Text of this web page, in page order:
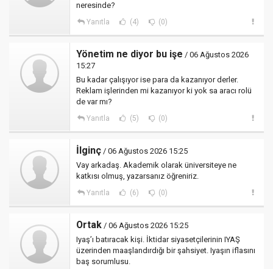
neresinde?
Yanıtla (4) (0)
Yönetim ne diyor bu işe / 06 Ağustos 2026
15:27
Bu kadar çalışıyor ise para da kazanıyor derler.
Reklam işlerinden mi kazanıyor ki yok sa aracı rolü
de var mı?
Yanıtla (5) (0)
İlginç / 06 Ağustos 2026 15:25
Vay arkadaş. Akademik olarak üniversiteye ne
katkısı olmuş, yazarsanız öğreniriz.
Yanıtla (6) (0)
Ortak / 06 Ağustos 2026 15:25
Iyaş’ı batıracak kişi. İktidar siyasetçilerinin IYAŞ
üzerinden maaşlandırdığı bir şahsiyet. Iyaşın iflasını
baş sorumlusu.